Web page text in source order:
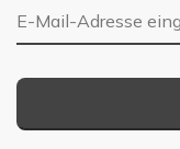
E-Mail-Adresse